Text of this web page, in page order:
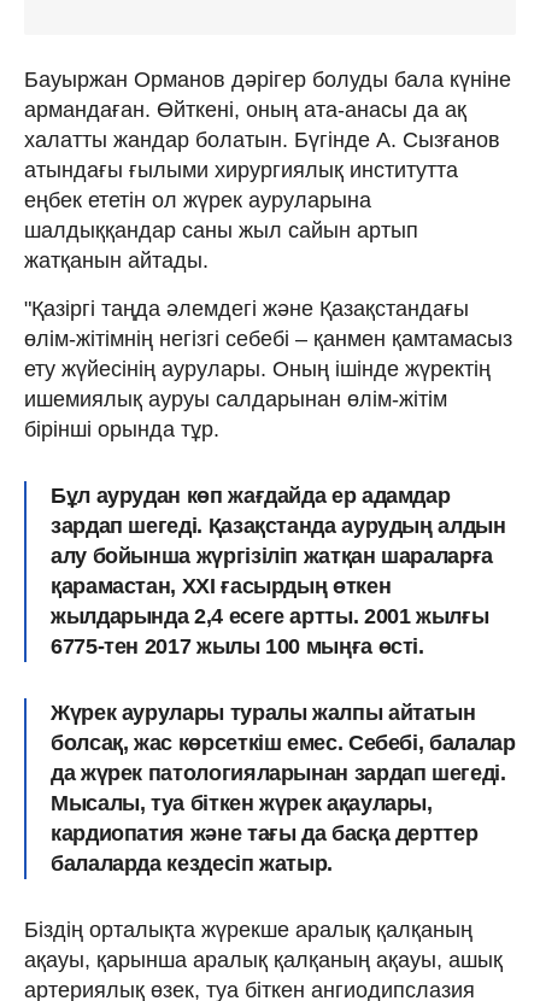
Бауыржан Орманов дәрігер болуды бала күніне
армандаған. Өйткені, оның ата-анасы да ақ
халатты жандар болатын. Бүгінде А. Сызғанов
атындағы ғылыми хирургиялық институтта
еңбек ететін ол жүрек ауруларына
шалдыққандар саны жыл сайын артып
жатқанын айтады.
"Қазіргі таңда әлемдегі және Қазақстандағы
өлім-жітімнің негізгі себебі – қанмен қамтамасыз
ету жүйесінің аурулары. Оның ішінде жүректің
ишемиялық ауруы салдарынан өлім-жітім
бірінші орында тұр.
Бұл аурудан көп жағдайда ер адамдар
зардап шегеді. Қазақстанда аурудың алдын
алу бойынша жүргізіліп жатқан шараларға
қарамастан, ХХІ ғасырдың өткен
жылдарында 2,4 есеге артты. 2001 жылғы
6775-тен 2017 жылы 100 мыңға өсті.
Жүрек аурулары туралы жалпы айтатын
болсақ, жас көрсеткіш емес. Себебі, балалар
да жүрек патологияларынан зардап шегеді.
Мысалы, туа біткен жүрек ақаулары,
кардиопатия және тағы да басқа дерттер
балаларда кездесіп жатыр.
Біздің орталықта жүрекше аралық қалқаның
ақауы, қарынша аралық қалқаның ақауы, ашық
артериялық өзек, туа біткен ангиодипслазия